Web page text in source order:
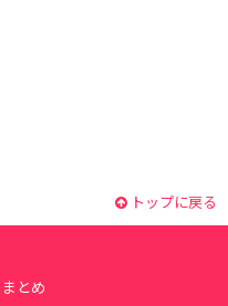
トップに戻る
まとめ